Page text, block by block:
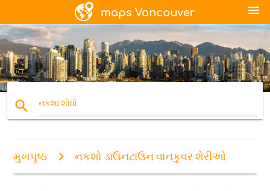
menu
search નકશા શોધો
મુખપૃષ્ઠ નકશો ડાઉનટાઉન વાનકુવર શેરીઓ